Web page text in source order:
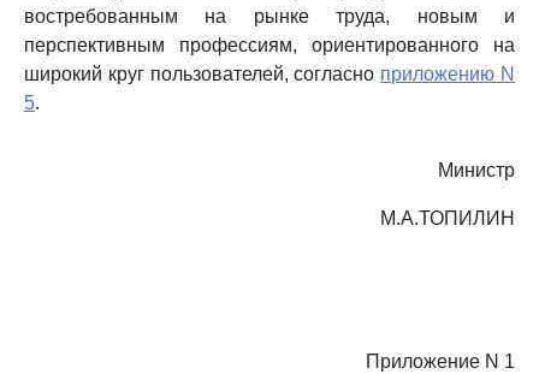
востребованным на рынке труда, новым и
перспективным профессиям, ориентированного на
широкий круг пользователей, согласно приложению N
5.
Министр
М.А.ТОПИЛИН
Приложение N 1